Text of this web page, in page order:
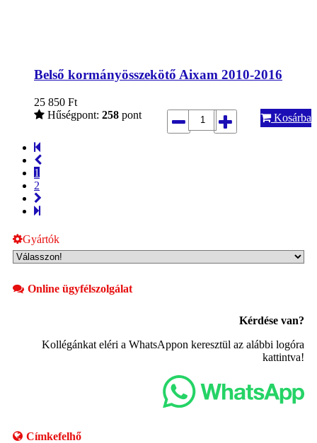
Belső kormányösszekötő Aixam 2010-2016
25 850 Ft
Hűségpont: 258 pont Kosárba
1
2
Gyártók
Online ügyfélszolgálat
Kérdése van?
Kollégánkat eléri a WhatsAppon keresztül az alábbi logóra
kattintva!
Címkefelhő